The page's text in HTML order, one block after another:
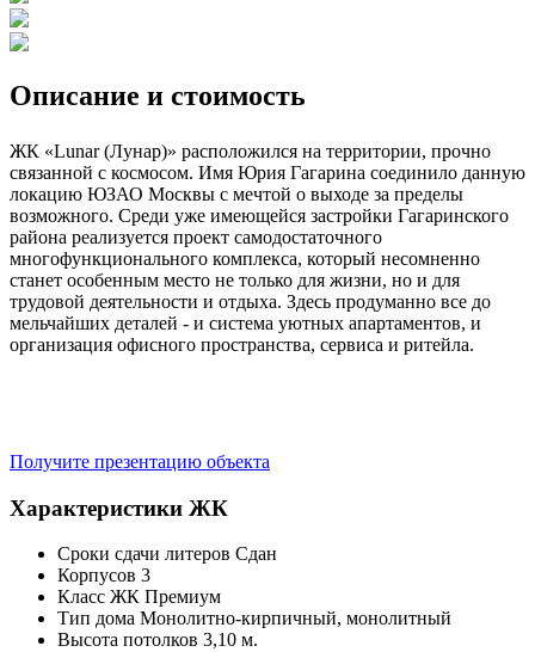
Описание и стоимость
ЖК «Lunar (Лунар)» расположился на территории, прочно
связанной с космосом. Имя Юрия Гагарина соединило данную
локацию ЮЗАО Москвы с мечтой о выходе за пределы
возможного. Среди уже имеющейся застройки Гагаринского
района реализуется проект самодостаточного
многофункционального комплекса, который несомненно
станет особенным место не только для жизни, но и для
трудовой деятельности и отдыха. Здесь продуманно все до
мельчайших деталей - и система уютных апартаментов, и
организация офисного пространства, сервиса и ритейла.
Получите презентацию объекта
Характеристики ЖК
Сроки сдачи литеров Сдан
Корпусов 3
Класс ЖК Премиум
Тип дома Монолитно-кирпичный, монолитный
Высота потолков 3,10 м.